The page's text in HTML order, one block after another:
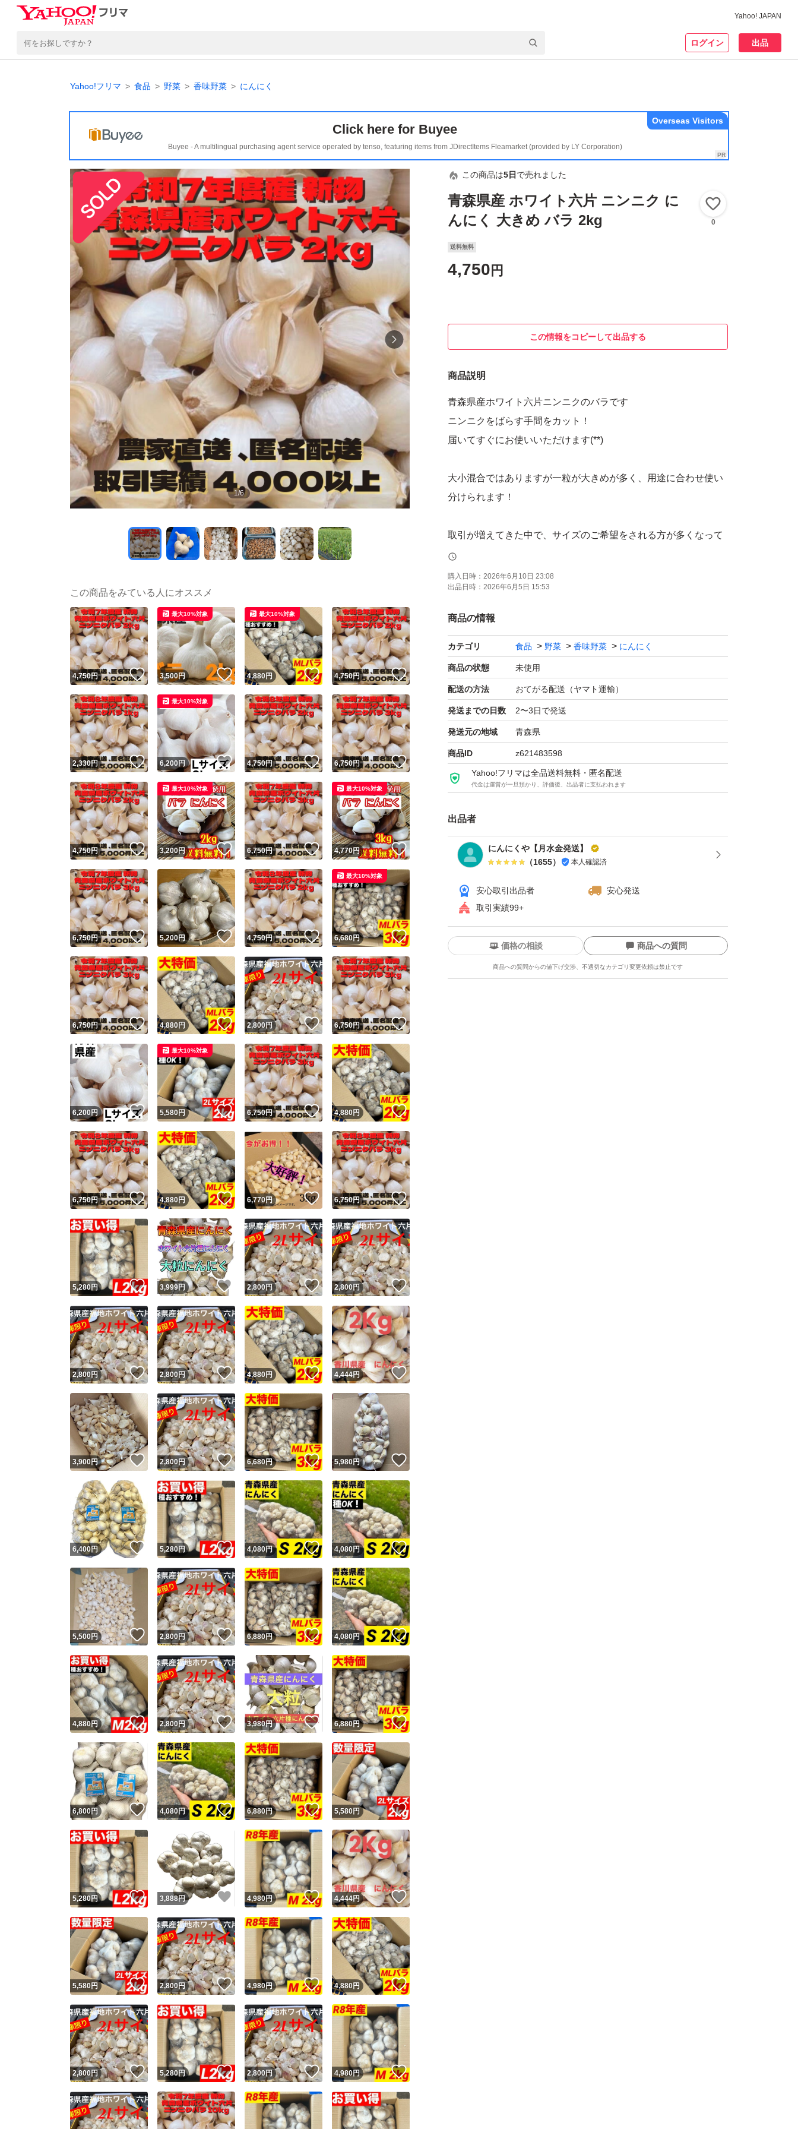
Yahoo! JAPAN
ログイン 出品
Yahoo!フリマ 食品 野菜 香味野菜 にんにく
Click here for Buyee
Buyee - A multilingual purchasing agent service operated by tenso, featuring items from JDirectItems Fleamarket (provided by LY Corporation)
Overseas Visitors
1/6
この商品は5日 で売れました
青森県産 ホワイト六片 ニンニク に
んにく 大きめ バラ 2kg
0
送料無料
4,750 円
この情報をコピーして出品する
商品説明
青森県産ホワイト六片ニンニクのバラです
ニンニクをばらす手間をカット！
届いてすぐにお使いいただけます(**)
大小混合ではありますが一粒が大きめが多く、用途に合わせ使い
分けられます！
取引が増えてきた中で、サイズのご希望をされる方が多くなって
きました。
基本的にはサイズ混合の商品となっておりますので、大きめなど
の詳しいサイズ希望の方へは、選別代をプラスさせていただきま
すのでご了承ください。
ニンニクを食べて免疫力アップしましょう！
※ニンニクの市場価格の高騰、送料の値上げがあり商品自体の値
上げをさせていただきますm(_ _)m
引き続きご愛顧いただけますと光栄です
※多少の皮剥け、サイズがバラバラの商品である事はご了承くだ
発送時、確認はしておりますが気温が上がってきた為に郵送中や
お手元に届いた時に発根や芽が出ている事もございますが、カッ
ご希望のキロ数がある方はコメントください！
にんにく ニンニク 乾燥 ガーリック 農家 スタミナ 滋養強壮 疲労
回復 青森県産 ホワイト六片 野菜 新鮮 国産 安心 安全 黒にんにく
購入日時： 2026年6月10日 23:08
出品日時： 2026年6月5日 15:53
商品の情報
カテゴリ 食品 野菜 香味野菜 にんにく
商品の状態 未使用
配送の方法 おてがる配送（ヤマト運輸）
発送までの日数 2〜3日で発送
発送元の地域 青森県
商品ID z621483598
Yahoo!フリマは全品送料無料・匿名配送
代金は運営が一旦預かり、評価後、出品者に支払われます
出品者
にんにくや【月水金発送】
（1655） 本人確認済
安心取引出品者
安心発送
取引実績99+
ユーザーの実績について
Yahoo!フリマが定めた一定の基準を満たしたユーザーにバッジを付与しています
安心取引出品者
安心取引出品者 Yahoo!フリマの基準をクリアした安心・安全なユーザーです
取引実績
取引実績◯+ このユーザーはYahoo!フリマの取引を完了させた実績があります
他フリマ実績◯+ このユーザーは他フリマサービスでの取引実績があります
スピード&安心発送
※このバッジは実績に基づく表示であり、発送を保証しているものではありません
スピード＆安心発送
このユーザーは高頻度で24時間以内＆設定した発送日数内に発送してい
スピード発送 このユーザーは高頻度で24時間以内に発送しています
安心発送 このユーザーは設定した発送日数内に発送しています
価格の相談 商品への質問
商品への質問からの値下げ交渉、不適切なカテゴリ変更依頼は禁止です
この商品の情報をコピーします
商品画像の無断転載は禁止されています
コピーは1商品につき1回です
出品ページへ
キャンセル
この商品をみている人にオススメ
4,750円 いいね！
3,500円 いいね！
最大10%対象
4,880円 いいね！
最大10%対象
4,750円 いいね！
2,330円 いいね！
6,200円 いいね！
最大10%対象
4,750円 いいね！
6,750円 いいね！
4,750円 いいね！
3,200円 いいね！
最大10%対象
6,750円 いいね！
4,770円 いいね！
最大10%対象
6,750円 いいね！
5,200円 いいね！
4,750円 いいね！
6,680円 いいね！
最大10%対象
6,750円 いいね！
4,880円 いいね！
2,800円 いいね！
6,750円 いいね！
6,200円 いいね！
5,580円 いいね！
最大10%対象
6,750円 いいね！
4,880円 いいね！
6,750円 いいね！
4,880円 いいね！
6,770円 いいね！
6,750円 いいね！
5,280円 いいね！
3,999円 いいね！
2,800円 いいね！
2,800円 いいね！
2,800円 いいね！
2,800円 いいね！
4,880円 いいね！
4,444円 いいね！
3,900円 いいね！
2,800円 いいね！
6,680円 いいね！
5,980円
6,400円 いいね！
5,280円 いいね！
4,080円 いいね！
4,080円 いいね！
5,500円 いいね！
2,800円 いいね！
6,880円 いいね！
4,080円 いいね！
4,880円 いいね！
2,800円 いいね！
3,980円 いいね！
6,880円 いいね！
6,800円 いいね！
4,080円 いいね！
6,880円 いいね！
5,580円 いいね！
5,280円 いいね！
3,888円 いいね！
4,980円 いいね！
4,444円 いいね！
5,580円 いいね！
2,800円 いいね！
4,980円 いいね！
4,880円 いいね！
2,800円 いいね！
5,280円 いいね！
2,800円 いいね！
4,980円 いいね！